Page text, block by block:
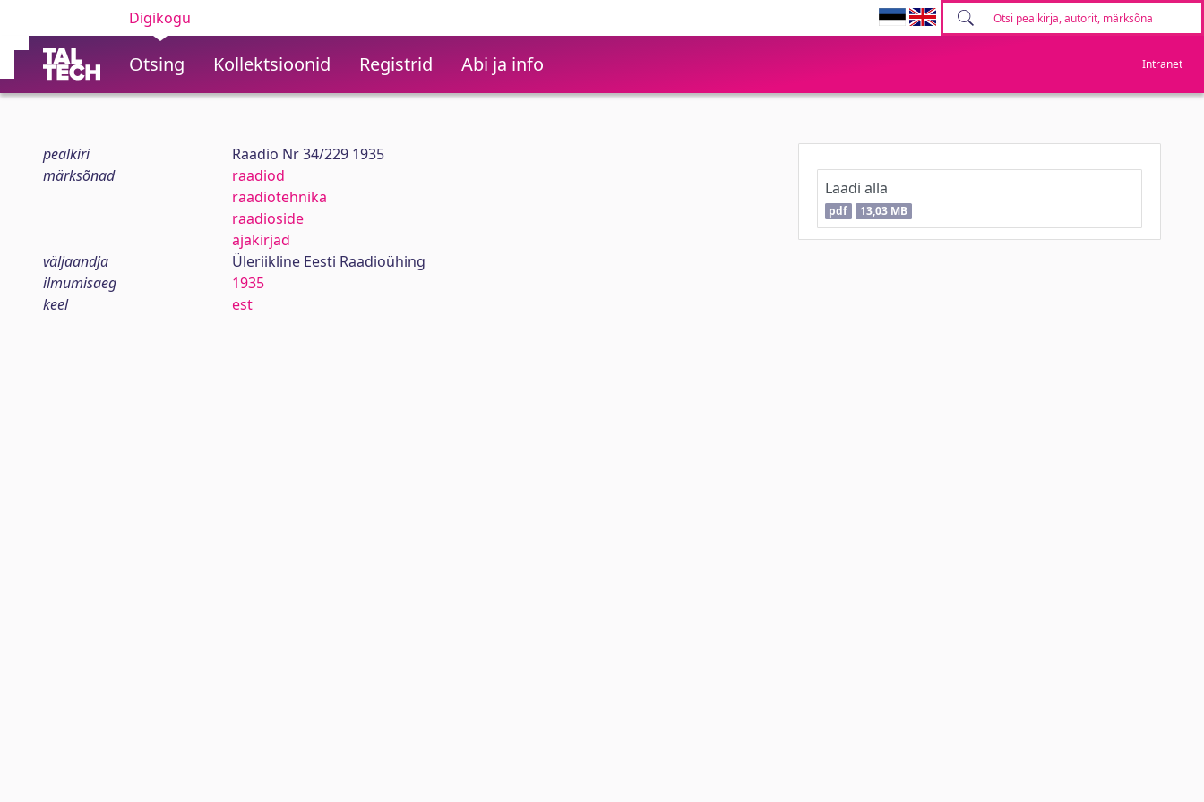
Digikogu
Otsing Kollektsioonid Registrid Abi ja info Intranet
pealkiri
Raadio Nr 34/229 1935
märksõnad
raadiod
raadiotehnika
raadioside
ajakirjad
väljaandja
Üleriikline Eesti Raadioühing
ilmumisaeg
1935
keel
est
Laadi alla
pdf 13,03 MB